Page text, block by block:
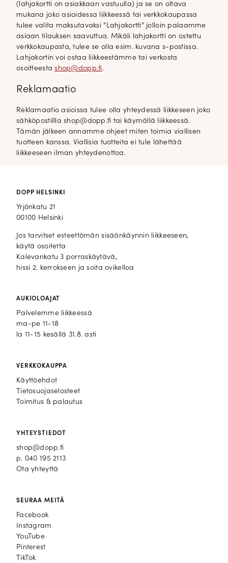
(lahjakortti on asiakkaan vastuulla) ja se on oltava
mukana joko asioidessa liikkeessä tai verkkokaupassa
tulee valita maksutavaksi ”Lahjakortti” jolloin palaamme
asiaan tilauksen saavuttua. Mikäli lahjakortti on ostettu
verkkokaupasta, tulee se olla esim. kuvana s-postissa.
Lahjakortin voi ostaa liikkeestämme tai verkosta
osoitteestashop@dopp.fi .
Reklamaatio
Reklamaatio asioissa tulee olla yhteydessä liikkeseen joko
sähköpostillla shop@dopp.fi tai käymällä liikkeessä.
Tämän jälkeen annamme ohjeet miten toimia viallisen
tuotteen kanssa. Viallisia tuotteita ei tule lähettää
liikkeeseen ilman yhteydenottoa.
DOPP HELSINKI
Yrjönkatu 21
00100 Helsinki
Jos tarvitset esteettömän sisäänkäynnin liikkeeseen,
käytä osoitetta
Kalevankatu 3 porraskäytävä,
hissi 2. kerrokseen ja soita ovikelloa
AUKIOLOAJAT
Palvelemme liikkeessä
ma-pe 11-18
la 11-15 kesällä 31.8. asti
VERKKOKAUPPA
Käyttöehdot
Tietosuojaselosteet
Toimitus & palautus
YHTEYSTIEDOT
shop@dopp.fi
p. 040 195 2113
Ota yhteyttä
SEURAA MEITÄ
Facebook
Facebook
Instagram
Instagram
YouTube
YouTube
Pinterest
Pinterest
TikTok
TikTok